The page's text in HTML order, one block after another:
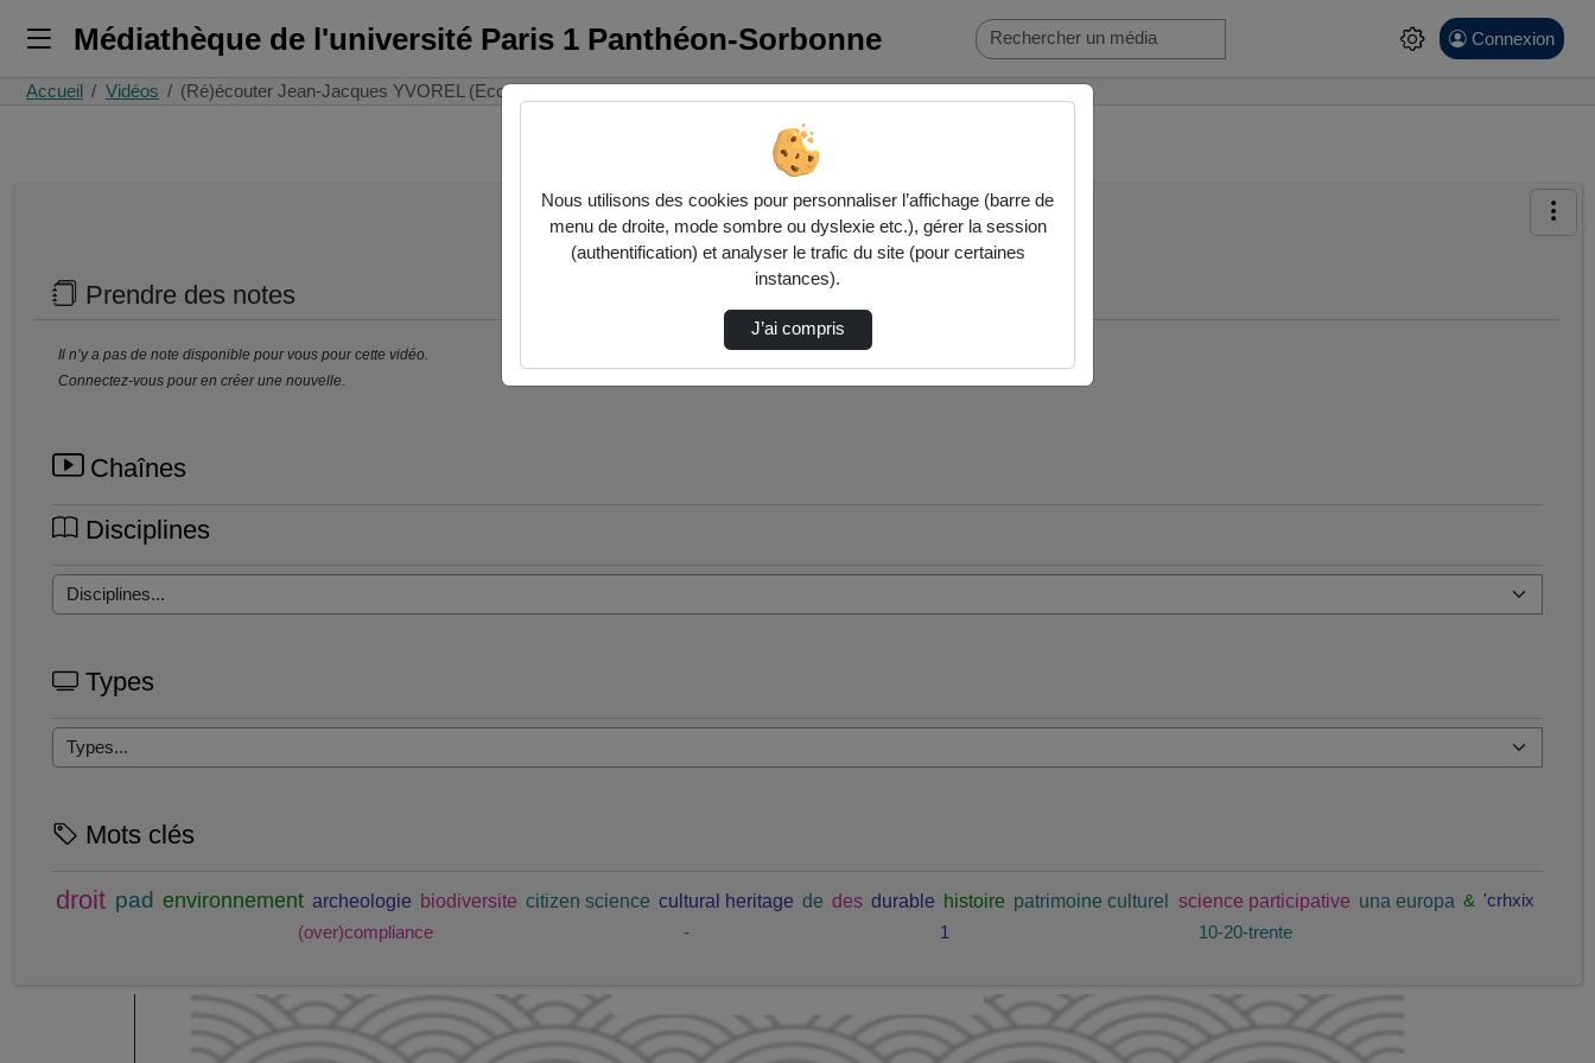
Médiathèque de l'université Paris 1 Panthéon-Sorbonne Connexion
Accueil Vidéos (Ré)écouter Jean-Jacques YVOREL (Ecole Natio…
Prendre des notes
Il n’y a pas de note disponible pour vous pour cette vidéo.
Connectez-vous pour en créer une nouvelle.
Chaînes
Disciplines
Types
Mots clés
droit pad environnement archeologie biodiversite citizen science cultural heritage de des durable histoire patrimoine culturel science participative una europa & 'crhxix
(over)compliance
- 1 10-20-trente
Nous utilisons des cookies pour personnaliser l’affichage (barre de
menu de droite, mode sombre ou dyslexie etc.), gérer la session
(authentification) et analyser le trafic du site (pour certaines
instances).
J’ai compris